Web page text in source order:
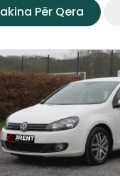
Për Qera